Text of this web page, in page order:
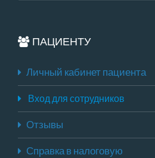
ПАЦИЕНТУ
Личный кабинет пациента
Вход для сотрудников
Отзывы
Справка в налоговую